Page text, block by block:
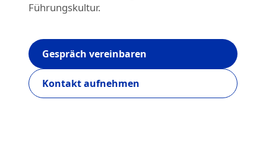
Führungskultur.
Gespräch vereinbaren
Kontakt aufnehmen